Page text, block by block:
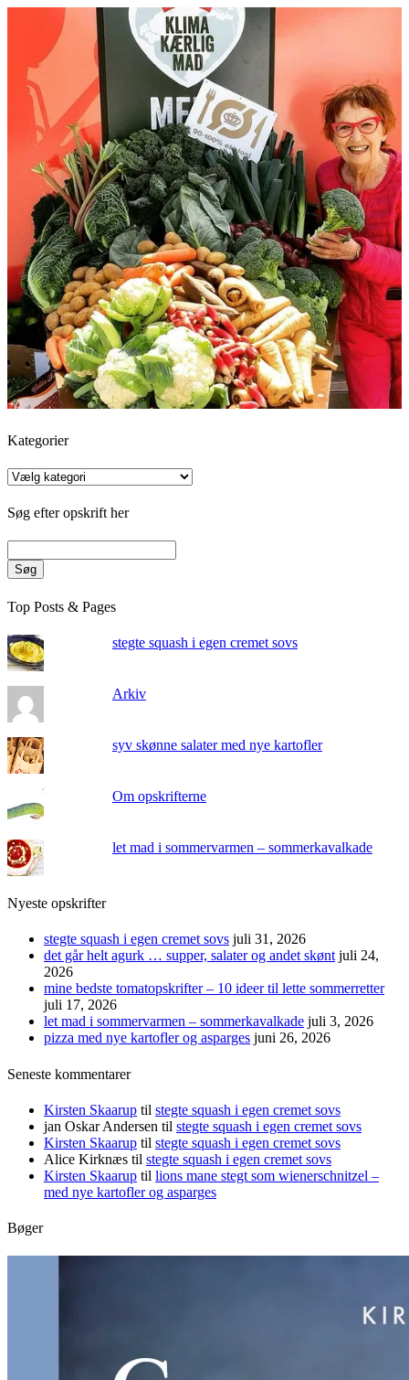
Kategorier
Kategorier
Søg efter opskrift her
Søg
Top Posts & Pages
stegte squash i egen cremet sovs
Arkiv
syv skønne salater med nye kartofler
Om opskrifterne
let mad i sommervarmen – sommerkavalkade
Nyeste opskrifter
stegte squash i egen cremet sovs juli 31, 2026
det går helt agurk … supper, salater og andet skønt juli 24,
2026
mine bedste tomatopskrifter – 10 ideer til lette sommerretter
juli 17, 2026
let mad i sommervarmen – sommerkavalkade juli 3, 2026
pizza med nye kartofler og asparges juni 26, 2026
Seneste kommentarer
Kirsten Skaarup til stegte squash i egen cremet sovs
jan Oskar Andersen til stegte squash i egen cremet sovs
Kirsten Skaarup til stegte squash i egen cremet sovs
Alice Kirknæs til stegte squash i egen cremet sovs
Kirsten Skaarup til lions mane stegt som wienerschnitzel –
med nye kartofler og asparges
Bøger